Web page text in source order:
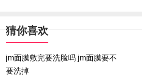
猜你喜欢
jm面膜敷完要洗脸吗 jm面膜要不
要洗掉